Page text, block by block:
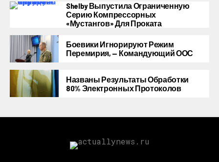
Shelby Выпустила Ограниченную
Серию Компрессорных
«Мустангов» Для Проката
Боевики Игнорируют Режим
Перемирия, — Командующий ООС
Названы Результаты Обработки
80% Электронных Протоколов